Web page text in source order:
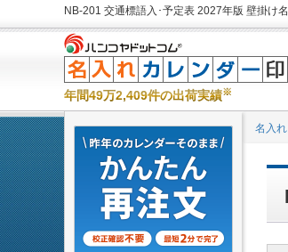
NB-201 交通標語入･予定表 2027年版 壁掛け
年間49万2,409件の出荷実績※
名入